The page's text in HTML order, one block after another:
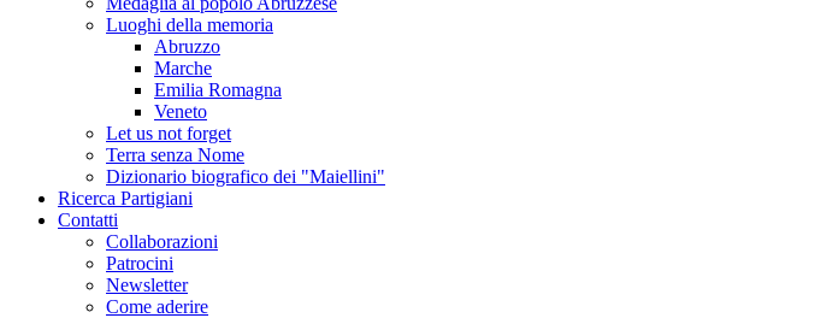
Luoghi della memoria
Abruzzo
Marche
Emilia Romagna
Veneto
Let us not forget
Terra senza Nome
Dizionario biografico dei "Maiellini"
Ricerca Partigiani
Contatti
Collaborazioni
Patrocini
Newsletter
Come aderire